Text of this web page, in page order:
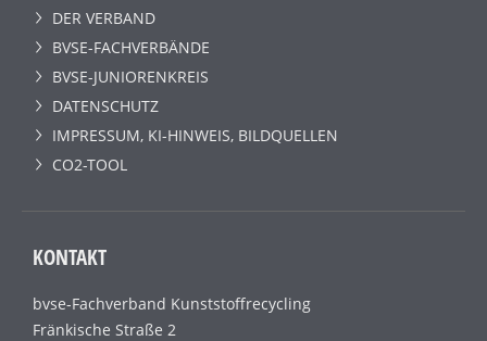
DER VERBAND
BVSE-FACHVERBÄNDE
BVSE-JUNIORENKREIS
DATENSCHUTZ
IMPRESSUM, KI-HINWEIS, BILDQUELLEN
CO2-TOOL
KONTAKT
bvse-Fachverband Kunststoffrecycling
Fränkische Straße 2